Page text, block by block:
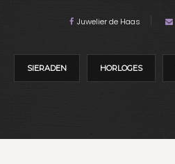
Juwelier de Haas
SIERADEN HORLOGES